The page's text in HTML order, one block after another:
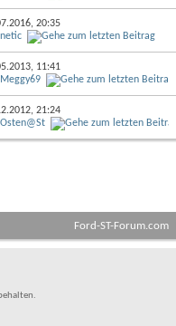
20:35
netic
11:41
Meggy69
21:24
Osten@St
Ford-ST-Forum.com